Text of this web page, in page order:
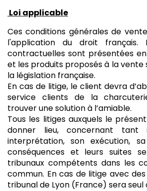
Loi applicable
Ces conditions générales de
l'application du droit français.
contractuelles sont présentées
et les produits proposés à la
la législation française.
En cas de litige, le client devra
service clients de la
trouver une solution à l’amiable.
Tous les litiges auxquels le
donner lieu, concernant tant
interprétation, son exécution,
conséquences et leurs suites
tribunaux compétents dans les
commun. En cas de litige avec
tribunal de Lyon (France) sera